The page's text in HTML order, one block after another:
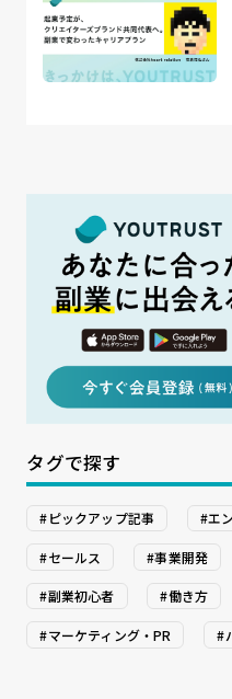
タグで探す
#ピックアップ記事 #エ
#セールス #事業開発
#副業初心者 #働き方
#マーケティング・PR #